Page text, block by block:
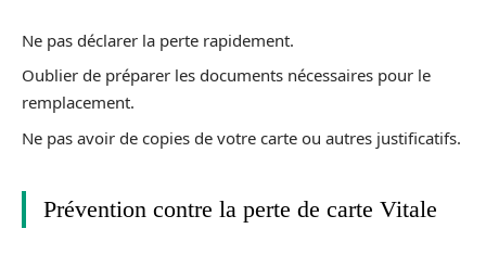
Ne pas déclarer la perte rapidement.
Oublier de préparer les documents nécessaires pour le
remplacement.
Ne pas avoir de copies de votre carte ou autres justificatifs.
Prévention contre la perte de carte Vitale